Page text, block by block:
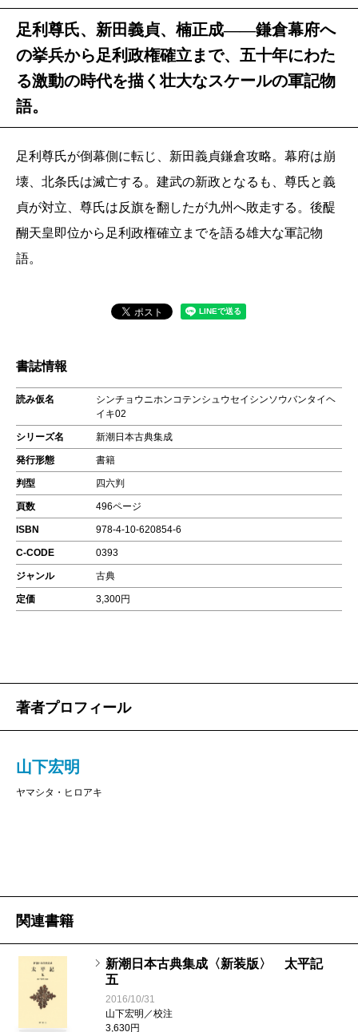
足利尊氏、新田義貞、楠正成――鎌倉幕府へ
の挙兵から足利政権確立まで、五十年にわた
る激動の時代を描く壮大なスケールの軍記物
語。
足利尊氏が倒幕側に転じ、新田義貞鎌倉攻略。幕府は崩
壊、北条氏は滅亡する。建武の新政となるも、尊氏と義
貞が対立、尊氏は反旗を翻したが九州へ敗走する。後醍
醐天皇即位から足利政権確立までを語る雄大な軍記物
語。
書誌情報
読み仮名
シンチョウニホンコテンシュウセイシンソウバンタイヘ
イキ02
シリーズ名 新潮日本古典集成
発行形態 書籍
判型 四六判
頁数 496ページ
ISBN 978-4-10-620854-6
C-CODE 0393
ジャンル 古典
定価 3,300円
著者プロフィール
山下宏明
ヤマシタ・ヒロアキ
関連書籍
新潮日本古典集成〈新装版〉 太平記
五
2016/10/31
山下宏明／校注
3,630円